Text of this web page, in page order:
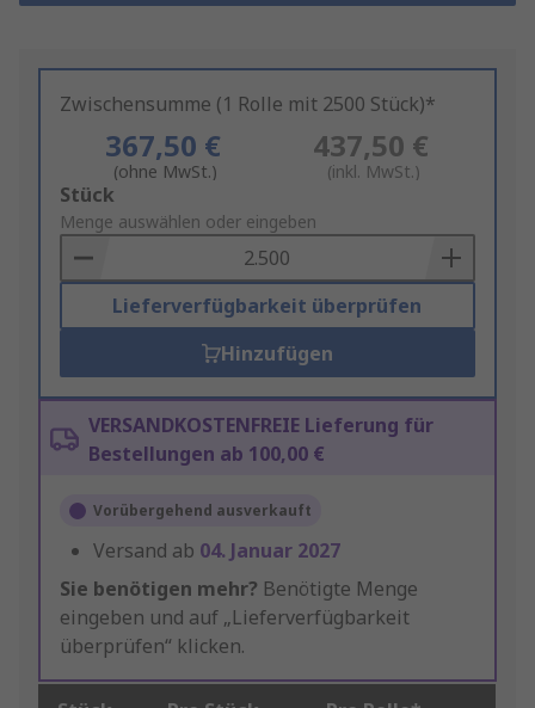
Zwischensumme (1 Rolle mit 2500 Stück)*
367,50 €
(ohne MwSt.)
437,50 €
(inkl. MwSt.)
Add
to
Basket
Stück
Menge auswählen oder eingeben
Lieferverfügbarkeit überprüfen
Hinzufügen
VERSANDKOSTENFREIE Lieferung für
Bestellungen ab 100,00 €
Vorübergehend ausverkauft
Versand ab 04. Januar 2027
Sie benötigen mehr? Benötigte Menge
eingeben und auf „Lieferverfügbarkeit
überprüfen“ klicken.